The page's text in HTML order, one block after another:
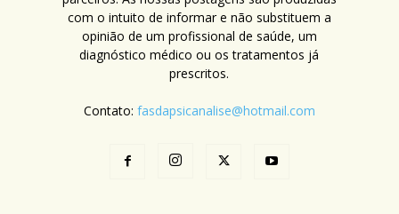
com o intuito de informar e não substituem a
opinião de um profissional de saúde, um
diagnóstico médico ou os tratamentos já
prescritos.
Contato: fasdapsicanalise@hotmail.com